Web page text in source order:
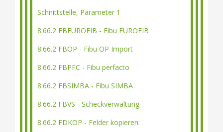
Schnittstelle, Parameter 1
8.66.2 FBEUROFIB - Fibu EUROFIB
8.66.2 FBOP - Fibu OP Import
8.66.2 FBPFC - Fibu perfacto
8.66.2 FBSIMBA - Fibu SIMBA
8.66.2 FBVS - Scheckverwaltung
8.66.2 FDKOP - Felder kopieren: